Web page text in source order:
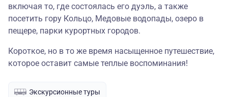
включая то, где состоялась его дуэль, а также
посетить гору Кольцо, Медовые водопады, озеро в
пещере, парки курортных городов.
Короткое, но в то же время насыщенное путешествие,
которое оставит самые теплые воспоминания!
Экскурсионные туры